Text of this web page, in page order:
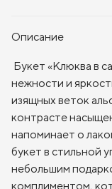
Описание
Букет «Клюква в
нежности и
изящных веток
контрасте
напоминает о
букет в стильной
небольшим
комплиментом,